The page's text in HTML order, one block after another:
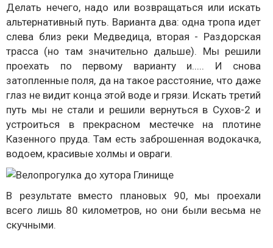
Делать нечего, надо или возвращаться или искать
альтернативный путь. Варианта два: одна тропа идет
слева близ реки Медведица, вторая - Раздорская
трасса (но там значительно дальше). Мы решили
проехать по первому варианту и..... И снова
затопленные поля, да на такое расстояние, что даже
глаз не видит конца этой воде и грязи. Искать третий
путь мы не стали и решили вернуться в Сухов-2 и
устроиться в прекрасном местечке на плотине
Казенного пруда. Там есть заброшенная водокачка,
водоем, красивые холмы и овраги.
В результате вместо плановых 90, мы проехали
всего лишь 80 километров, но они были весьма не
скучными.